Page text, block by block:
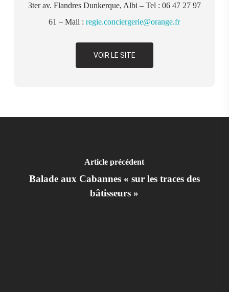
3ter av. Flandres Dunkerque, Albi – Tel : 06 47 27 97
61 – Mail :regie.conciergerie@orange.fr
VOIR LE SITE
Article précédent
Balade aux Cabannes « sur les traces des
bâtisseurs »